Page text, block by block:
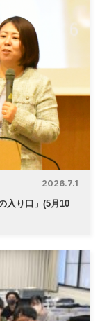
2026.7.1
入り口」(5月10